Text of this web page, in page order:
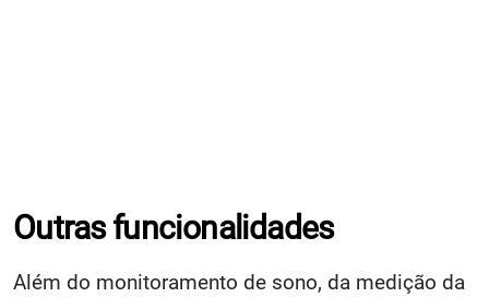
Outras funcionalidades
Além do monitoramento de sono, da medição da